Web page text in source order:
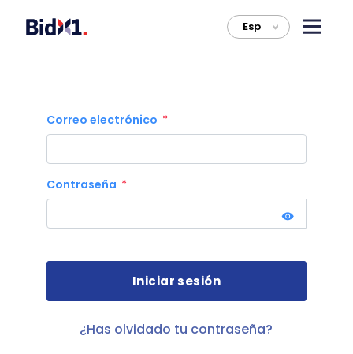
Esp >
Correo electrónico
Contraseña
¿Has olvidado tu contraseña?